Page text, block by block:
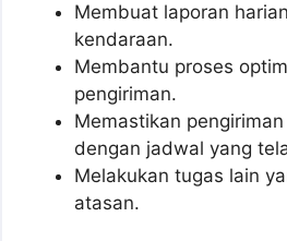
Membuat laporan
kendaraan.
Membantu proses
pengiriman.
Memastikan
dengan jadwal yang
Melakukan tugas lain
atasan.